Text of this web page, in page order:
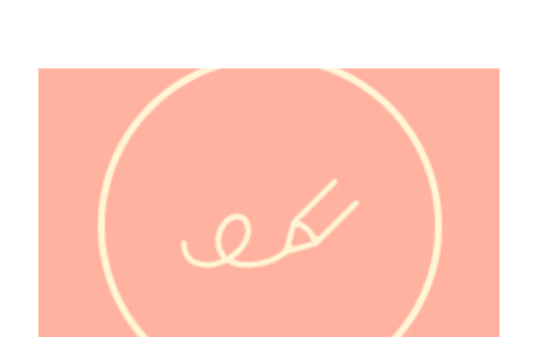
@casseroleetchocolat